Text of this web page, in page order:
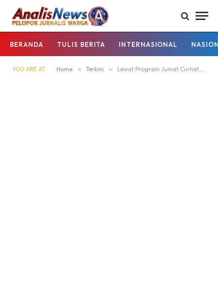
BERANDA TULIS BERITA INTERNASIONAL
YOU ARE AT: Home » Terkini » Lewat Program Jumat Curhat, Polres Kapuas Tingkatkan Silaturahmi Dengan Masyarakat.